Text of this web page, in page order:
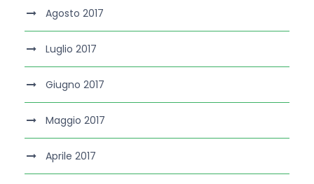
Agosto 2017
Luglio 2017
Giugno 2017
Maggio 2017
Aprile 2017